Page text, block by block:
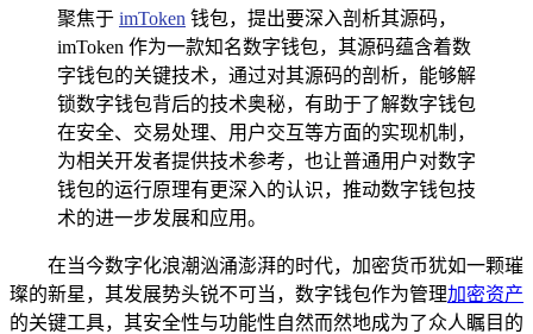
聚焦于 imToken 钱包，提出要深入剖析其源码，
imToken 作为一款知名数字钱包，其源码蕴含着数
字钱包的关键技术，通过对其源码的剖析，能够解
锁数字钱包背后的技术奥秘，有助于了解数字钱包
在安全、交易处理、用户交互等方面的实现机制，
为相关开发者提供技术参考，也让普通用户对数字
钱包的运行原理有更深入的认识，推动数字钱包技
术的进一步发展和应用。
在当今数字化浪潮汹涌澎湃的时代，加密货币犹如一颗璀
璨的新星，其发展势头锐不可当，数字钱包作为管理加密资产
的关键工具，其安全性与功能性自然而然地成为了众人瞩目的